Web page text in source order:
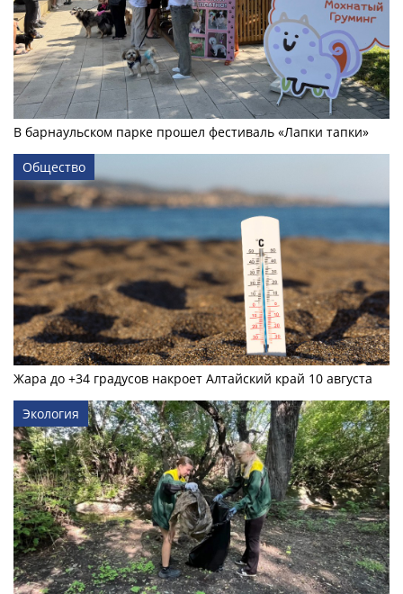
В барнаульском парке прошел фестиваль «Лапки тапки»
Общество
Жара до +34 градусов накроет Алтайский край 10 августа
Экология